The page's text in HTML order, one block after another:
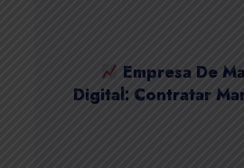
Empresa De
Digital: Contratar